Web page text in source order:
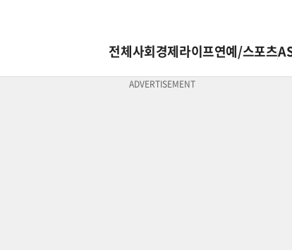
전체사회경제라이프연예/스포츠